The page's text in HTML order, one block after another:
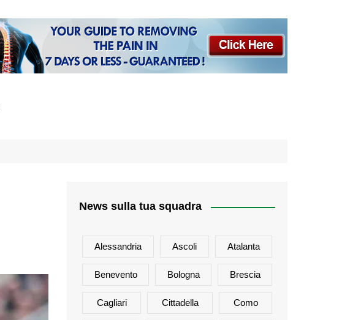
News sulla tua squadra
Alessandria Ascoli Atalanta
Benevento Bologna Brescia
Cagliari Cittadella Como